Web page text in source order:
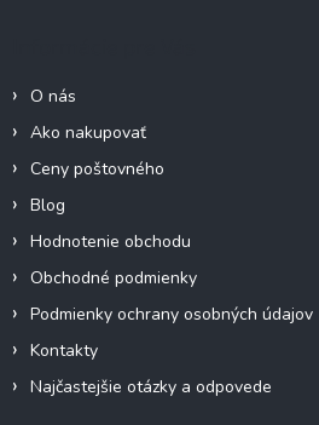
O nás
Ako nakupovať
Ceny poštovného
Blog
Hodnotenie obchodu
Obchodné podmienky
Podmienky ochrany osobných údajov
Kontakty
Najčastejšie otázky a odpovede